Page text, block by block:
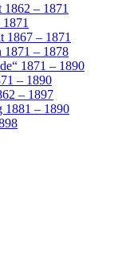
– 1871
1867 – 1871
1871 – 1878
1871 – 1890
– 1890
– 1897
1881 – 1890